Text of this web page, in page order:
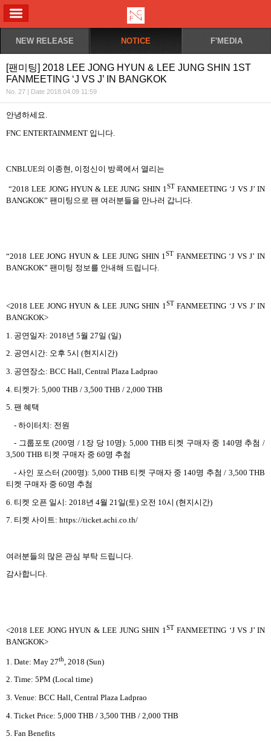
NEW RELEASE NOTICE F'MEDIA
[팬미팅] 2018 LEE JONG HYUN & LEE JUNG SHIN 1ST
FANMEETING ‘J VS J’ IN BANGKOK
No. 27 | Date 2018.04.09 11:59
안녕하세요.
FNC ENTERTAINMENT 입니다
CNBLUE의 이종현 이정신이 방콕에서 열리는
“2018 LEE JONG HYUN & LEE JUNG SHIN 1 ST FANMEETING ‘J VS J’ IN
BANGKOK” 팬미팅으로 팬 여러분들을 만나러 갑니다
“2018 LEE JONG HYUN & LEE JUNG SHIN 1ST FANMEETING ‘J VS J’ IN
BANGKOK” 팬미팅 정보를 안내해 드립니다.
<2018 LEE JONG HYUN & LEE JUNG SHIN 1 ST FANMEETING ‘J VS J’ IN
BANGKOK>
1. 공연일자: 2018년 5월 27일 (일)
2. 공연시간: 오후 5시 (현지시간)
3. 공연장소: BCC Hall, Central Plaza Ladprao
4. 티켓가: 5,000 THB / 3,500 THB / 2,000 THB
5. 팬 혜택
- 하이터치 : 전원
- 그룹포토(200명 / 1장 당 10명): 5,000 THB 티켓 구매자 중 140명 추첨/
3,500 THB 티켓 구매자 중 60명 추첨
-사인 포스터(200명): 5,000 THB 티켓 구매자 중 140명 추첨/ 3,500 THB
티켓 구매자 중 60명 추첨
6. 티켓 오픈 일시 : 2018년 4월 21 일(토) 오전 10시 (현지시간)
7. 티켓 사이트: https://ticket.achi.co.th/
여러분들의 많은 관심 부탁 드립니다
감사합니다.
<2018 LEE JONG HYUN & LEE JUNG SHIN 1 ST FANMEETING ‘J VS J’ IN
BANGKOK>
1. Date: May 27th , 2018 (Sun)
2. Time: 5PM (Local time)
3. Venue: BCC Hall, Central Plaza Ladprao
4. Ticket Price: 5,000 THB / 3,500 THB / 2,000 THB
5. Fan Benefits